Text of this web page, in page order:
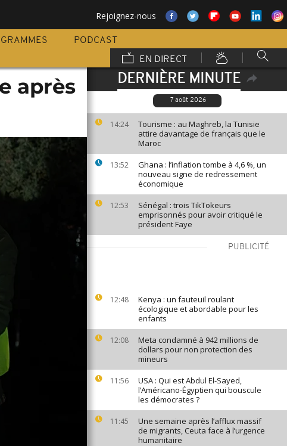
Rejoignez-nous
PODCAST
EN DIRECT
DERNIÈRE MINUTE
7 août 2026
14:24
Tourisme : au Maghreb, la Tunisie
attire davantage de français que le
Maroc
13:52
Ghana : l’inflation tombe à 4,6 %, un
nouveau signe de redressement
économique
12:53
Sénégal : trois TikTokeurs
emprisonnés pour avoir critiqué le
président Faye
PUBLICITÉ
12:48
Kenya : un fauteuil roulant
écologique et abordable pour les
enfants
12:08
Meta condamné à 942 millions de
dollars pour non protection des
mineurs
11:56
USA : Qui est Abdul El-Sayed,
l’Américano-Égyptien qui bouscule
les démocrates ?
11:45
Une semaine après l’afflux massif
de migrants, Ceuta face à l’urgence
humanitaire
après